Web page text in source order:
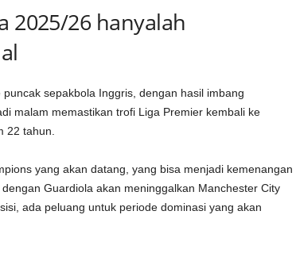
2025/26 hanyalah
sepakbola Inggris, dengan hasil imbang
malam memastikan trofi Liga Premier kembali ke
22 tahun.
yang akan datang, yang bisa menjadi kemenangan
Guardiola akan meninggalkan Manchester City
ada peluang untuk periode dominasi yang akan